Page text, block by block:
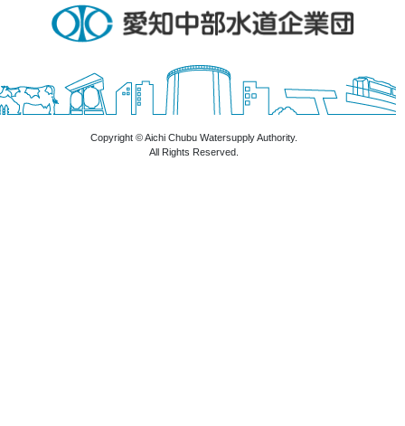
Copyright © Aichi Chubu Watersupply Authority.
All Rights Reserved.